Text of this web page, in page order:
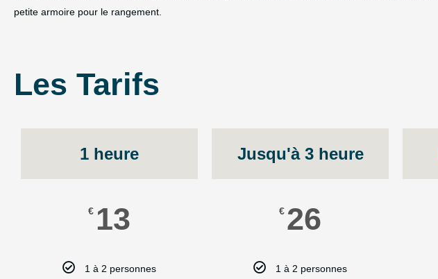
petite armoire pour le rangement.
Les Tarifs
1 heure
€ 13
1 à 2 personnes
Jusqu'à 3 heure
€ 26
1 à 2 personnes